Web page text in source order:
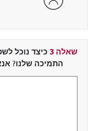
שאלה 3
כיצד נוכל
התמיכה שלנו?